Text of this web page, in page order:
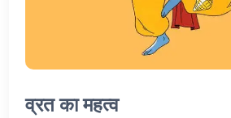
व्रत का महत्व